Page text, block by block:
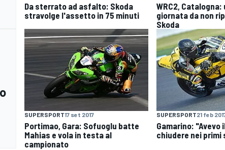
Da sterrato ad asfalto: Skoda
stravolge l'assetto in 75 minuti
WRC2, Catalogna:
giornata da non
Skoda
SUPERSPORT17 set 2017
Portimao, Gara: Sofuoglu batte
Mahias e vola in testa al
campionato
SUPERSPORT21 feb
Gamarino: "Avevo
chiudere nei